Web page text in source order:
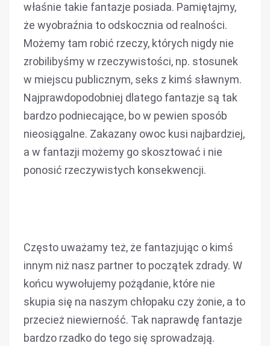
właśnie takie fantazje posiada. Pamiętajmy,
że wyobraźnia to odskocznia od realności.
Możemy tam robić rzeczy, których nigdy nie
zrobilibyśmy w rzeczywistości, np. stosunek
w miejscu publicznym, seks z kimś sławnym.
Najprawdopodobniej dlatego fantazje są tak
bardzo podniecające, bo w pewien sposób
nieosiągalne. Zakazany owoc kusi najbardziej,
a w fantazji możemy go skosztować i nie
ponosić rzeczywistych konsekwencji.
Często uważamy też, że fantazjując o kimś
innym niż nasz partner to początek zdrady. W
końcu wywołujemy pożądanie, które nie
skupia się na naszym chłopaku czy żonie, a to
przecież niewierność. Tak naprawdę fantazje
bardzo rzadko do tego się sprowadzają.